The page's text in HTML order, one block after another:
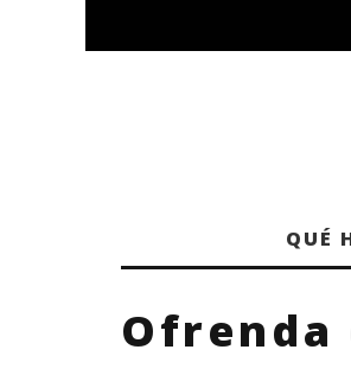
QUÉ
Ofrenda